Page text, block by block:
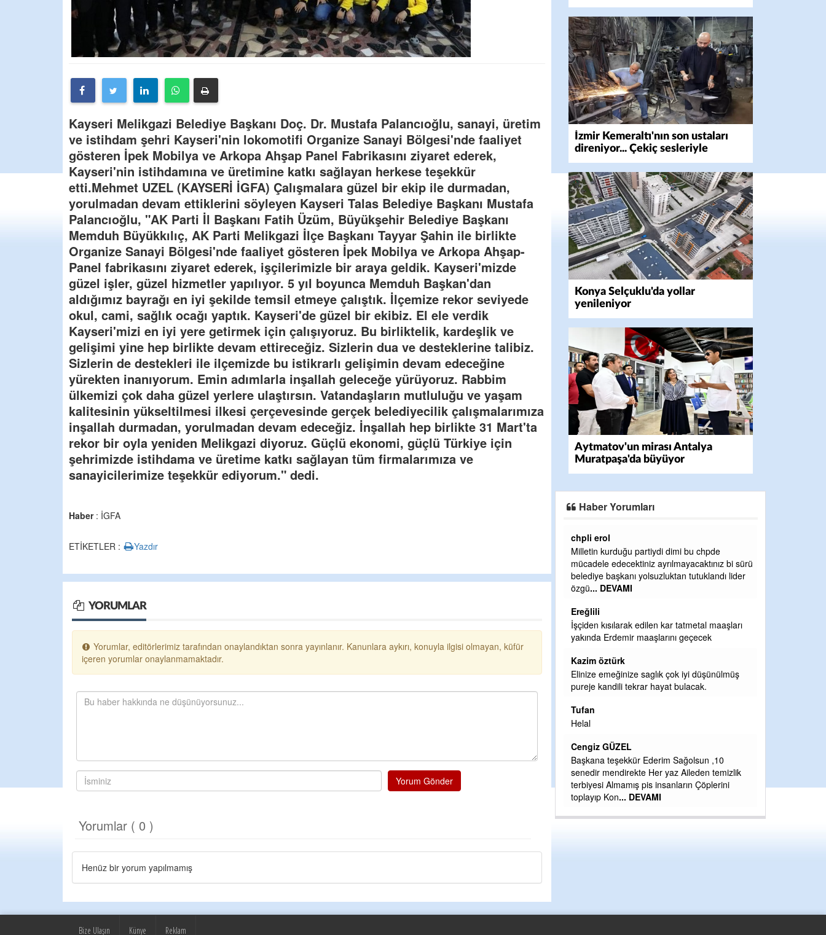
Kayseri Melikgazi Belediye Başkanı Doç. Dr. Mustafa Palancıoğlu, sanayi, üretim
ve istihdam şehri Kayseri'nin lokomotifi Organize Sanayi Bölgesi'nde faaliyet
gösteren İpek Mobilya ve Arkopa Ahşap Panel Fabrikasını ziyaret ederek,
Kayseri'nin istihdamına ve üretimine katkı sağlayan herkese teşekkür
etti.Mehmet UZEL (KAYSERİ İGFA) Çalışmalara güzel bir ekip ile durmadan,
yorulmadan devam ettiklerini söyleyen Kayseri Talas Belediye Başkanı Mustafa
Palancıoğlu, "AK Parti İl Başkanı Fatih Üzüm, Büyükşehir Belediye Başkanı
Memduh Büyükkılıç, AK Parti Melikgazi İlçe Başkanı Tayyar Şahin ile birlikte
Organize Sanayi Bölgesi'nde faaliyet gösteren İpek Mobilya ve Arkopa Ahşap-
Panel fabrikasını ziyaret ederek, işçilerimizle bir araya geldik. Kayseri'mizde
güzel işler, güzel hizmetler yapılıyor. 5 yıl boyunca Memduh Başkan'dan
aldığımız bayrağı en iyi şekilde temsil etmeye çalıştık. İlçemize rekor seviyede
okul, cami, sağlık ocağı yaptık. Kayseri'de güzel bir ekibiz. El ele verdik
Kayseri'mizi en iyi yere getirmek için çalışıyoruz. Bu birliktelik, kardeşlik ve
gelişimi yine hep birlikte devam ettireceğiz. Sizlerin dua ve desteklerine talibiz.
Sizlerin de destekleri ile ilçemizde bu istikrarlı gelişimin devam edeceğine
yürekten inanıyorum. Emin adımlarla inşallah geleceğe yürüyoruz. Rabbim
ülkemizi çok daha güzel yerlere ulaştırsın. Vatandaşların mutluluğu ve yaşam
kalitesinin yükseltilmesi ilkesi çerçevesinde gerçek belediyecilik çalışmalarımıza
inşallah durmadan, yorulmadan devam edeceğiz. İnşallah hep birlikte 31 Mart'ta
rekor bir oyla yeniden Melikgazi diyoruz. Güçlü ekonomi, güçlü Türkiye için
şehrimizde istihdama ve üretime katkı sağlayan tüm firmalarımıza ve
sanayicilerimize teşekkür ediyorum." dedi.
Haber: İGFA
ETİKETLER : Yazdır
YORUMLAR
Yorumlar, editörlerimiz tarafından onaylandıktan sonra yayınlanır. Kanunlara aykırı, konuyla ilgisi olmayan, küfür
içeren yorumlar onaylanmamaktadır.
Yorum Gönder
Yorumlar ( 0 )
Henüz bir yorum yapılmamış
İzmir Kemeraltı'nın son ustaları
direniyor... Çekiç sesleriyle
yaşayan miras
Konya Selçuklu'da yollar
yenileniyor
Aytmatov'un mirası Antalya
Muratpaşa'da büyüyor
Haber Yorumları
mücadele edecektiniz ayrılmayacaktınız bi sürü
belediye başkanı yolsuzluktan tutuklandı lider
İşçiden kısılarak edilen kar tatmetal maaşları
Elinize emeğinize saglık çok iyi düşünülmüş
Başkana teşekkür Ederim Sağolsun ,10
senedir mendirekte Her yaz Aileden temizlik
terbiyesi Almamış pis insanların Çöplerini
Ereğli Futbol Kulübünü Erdemir'i özelleştirenler
düşünsün ve sahip çıksınlar. Erdemir
özelleştirilmeseydi sponsor olurdu ve para
probl
Tebrikler başkanım ve yönetim kurulu, güzel
bir hizmet.Ereğlimizin terası sayenizde huzur
Halil Aydın
Birol Şahin ülke hizmetine çeyrek asır
Halil Aydın
Çırak ustasından öğrenir kısmet bağlamayı...
Ben İbrahim Yalçını tebrik ediyorum.
CEVDET YILMAZ
ÖNCE ALKAYA TARAFINDAN BAŞLATILDI,
Bize Ulaşın Künye Reklam